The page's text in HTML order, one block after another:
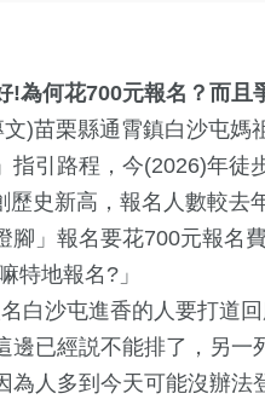
!為何花700元報名？而且
)苗栗縣通霄鎮白沙屯媽
指引路程，今(2026)年徒
歷史新高，報名人數較去
腳」報名要花700元報名
特地報名?」
白沙屯進香的人要打道
邊已經説不能排了，另
人多到今天可能沒辦法